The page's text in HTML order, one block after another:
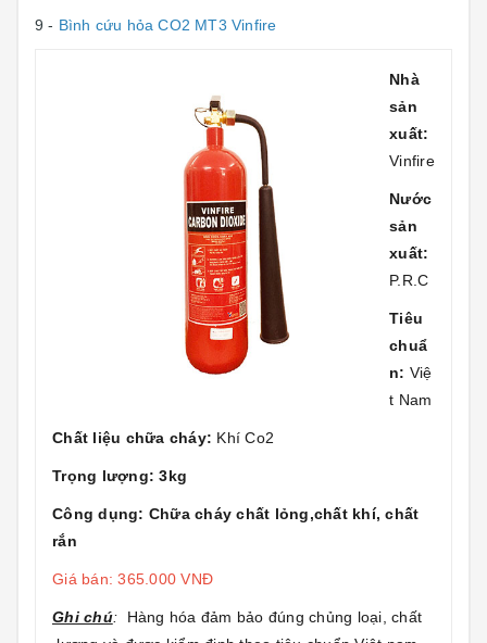
9 - Bình cứu hỏa CO2 MT3 Vinfire
Nhà
sản
xuất:
Vinfire
Nước
sản
xuất:
P.R.C
Tiêu
chuẩ
n: Việ
t Nam
Chất liệu chữa cháy: Khí Co2
Trọng lượng: 3kg
Công dụng: Chữa cháy chất lỏng,chất khí, chất
rắn
Giá bán: 365.000 VNĐ
Ghi chú: Hàng hóa đảm bảo đúng chủng loại, chất